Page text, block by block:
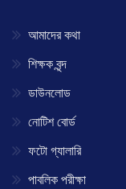
আমাদের কথা
শিক্ষক বৃন্দ
ডাউনলোড
নোটিশ বোর্ড
ফটো গ্যালারি
পাবলিক পরীক্ষা